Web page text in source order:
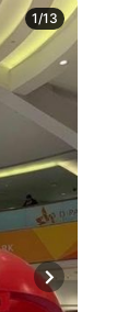
Next slide
1/13